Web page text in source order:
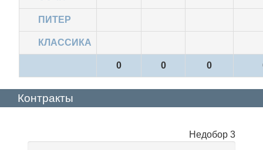
ПИТЕР
КЛАССИКА
0 0 0
Контракты
Недобор 3